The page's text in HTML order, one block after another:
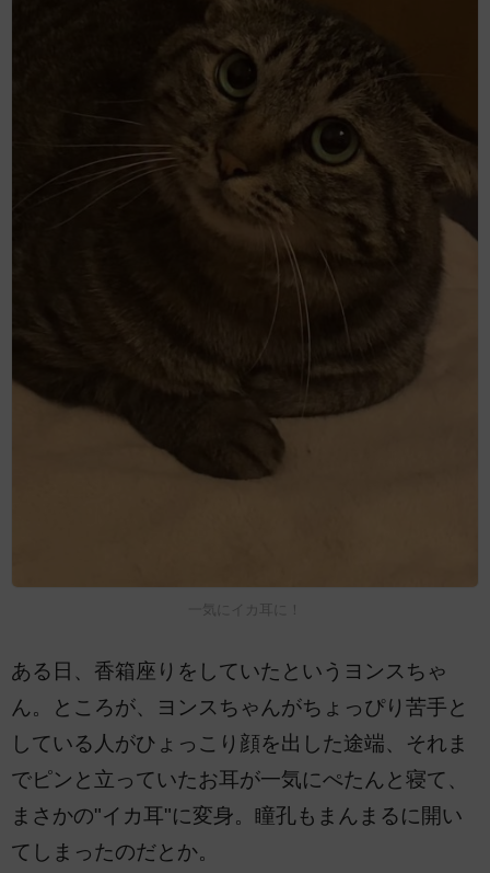
一気にイカ耳に！
ある日、香箱座りをしていたというヨンスちゃ
ん。ところが、ヨンスちゃんがちょっぴり苦手と
している人がひょっこり顔を出した途端、それま
でピンと立っていたお耳が一気にぺたんと寝て、
まさかの"イカ耳"に変身。瞳孔もまんまるに開い
てしまったのだとか。